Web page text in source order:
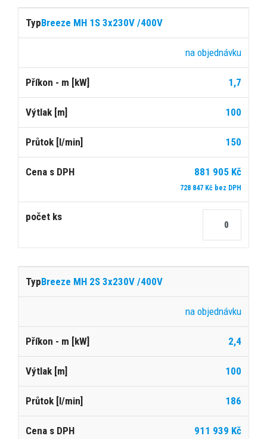
Breeze MH 1S 3x230V /400V
na objednávku
1,7
100
150
881 905 Kč
728 847 Kč bez DPH
Breeze MH 2S 3x230V /400V
na objednávku
2,4
100
186
911 939 Kč